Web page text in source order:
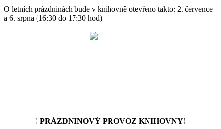
O letních prázdninách bude v knihovně otevřeno takto: 2. července
a 6. srpna (16:30 do 17:30 hod)
! PRÁZDNINOVÝ PROVOZ KNIHOVNY!